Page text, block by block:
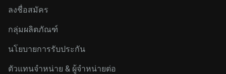
ลงชื่อสมัคร
กลุ่มผลิตภัณฑ์
นโยบายการรับประกัน
ตัวแทนจำหน่าย & ผู้จำหน่ายต่อ